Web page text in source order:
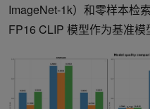
ImageNet-1k）和零样本检
FP16 CLIP 模型作为基准模